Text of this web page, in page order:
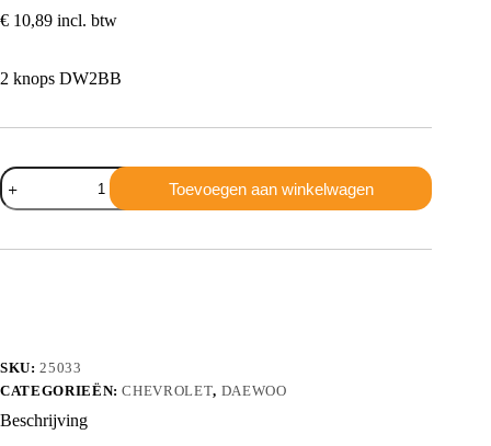
€ 10,89 incl. btw
2 knops DW2BB
Chervolet
Deawoo
2
DW2BB
Toevoegen aan winkelwagen
SKU:25033
CATEGORIEËN:CHEVROLET, DAEWOO
Beschrijving